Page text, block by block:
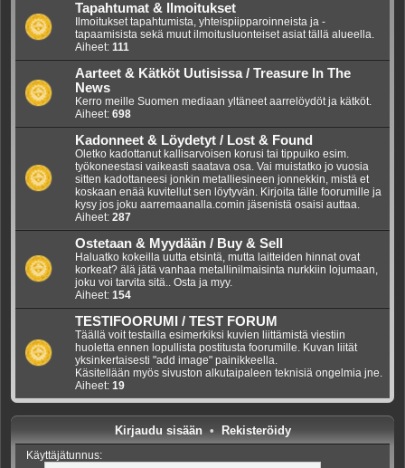
Tapahtumat & Ilmoitukset
Ilmoitukset tapahtumista, yhteispiipparoinneista ja -
tapaamisista sekä muut ilmoitusluonteiset asiat tällä alueella.
Aiheet: 111
Aarteet & Kätköt Uutisissa / Treasure In The
News
Kerro meille Suomen mediaan yltäneet aarrelöydöt ja kätköt.
Aiheet: 698
Kadonneet & Löydetyt / Lost & Found
Oletko kadottanut kallisarvoisen korusi tai tippuiko esim.
työkoneestasi vaikeasti saatava osa. Vai muistatko jo vuosia
sitten kadottaneesi jonkin metalliesineen jonnekkin, mistä et
koskaan enää kuvitellut sen löytyvän. Kirjoita tälle foorumille ja
kysy jos joku aarremaanalla.comin jäsenistä osaisi auttaa.
Aiheet: 287
Ostetaan & Myydään / Buy & Sell
Haluatko kokeilla uutta etsintä, mutta laitteiden hinnat ovat
korkeat? älä jätä vanhaa metallinilmaisinta nurkkiin lojumaan,
joku voi tarvita sitä.. Osta ja myy.
Aiheet: 154
TESTIFOORUMI / TEST FORUM
Täällä voit testailla esimerkiksi kuvien liittämistä viestiin
huoletta ennen lopullista postitusta foorumille. Kuvan liität
yksinkertaisesti "add image" painikkeella.
Käsitellään myös sivuston alkutaipaleen teknisiä ongelmia jne.
Aiheet: 19
Kirjaudu sisään• Rekisteröidy
Käyttäjätunnus: